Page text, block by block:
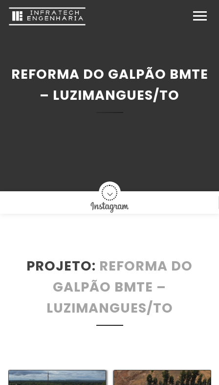
REFORMA DO GALPÃO BMTE
– LUZIMANGUES/TO
PROJETO: REFORMA DO
GALPÃO BMTE –
LUZIMANGUES/TO
bmte_01-min bmte_02-min